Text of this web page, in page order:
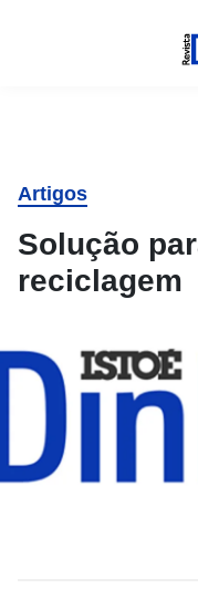
Artigos
Solução
reciclagem